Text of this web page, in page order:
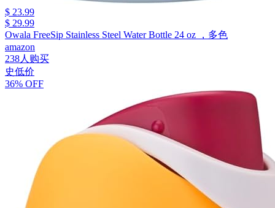
$ 23.99
$ 29.99
Owala FreeSip Stainless Steel Water Bottle 24 oz ，多色
amazon
238人购买
史低价
36% OFF